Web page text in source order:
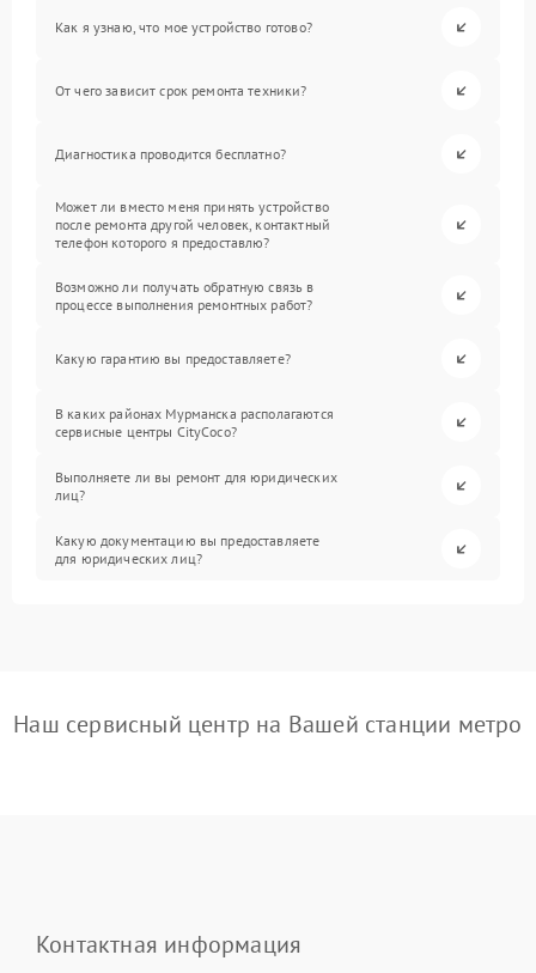
Как я узнаю, что мое устройство готово?
От чего зависит срок ремонта техники?
Диагностика проводится бесплатно?
Может ли вместо меня принять устройство
после ремонта другой человек, контактный
телефон которого я предоставлю?
Возможно ли получать обратную связь в
процессе выполнения ремонтных работ?
Какую гарантию вы предоставляете?
В каких районах Мурманска располагаются
сервисные центры CityCoco?
Выполняете ли вы ремонт для юридических
лиц?
Какую документацию вы предоставляете
для юридических лиц?
Наш сервисный центр на Вашей станции метро
Контактная информация